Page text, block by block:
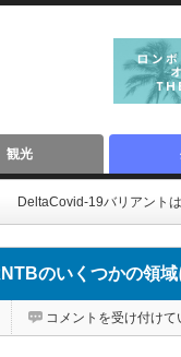
観光
DeltaCovid-19バリアント
のいくつかの領
DeltaCovid-
コメントを受け付けて